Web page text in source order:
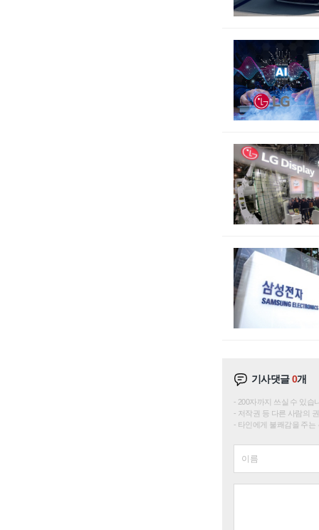
기사댓글0개
200자까지 쓰실 수 있습
저작권 등 다른 사람의
타인에게 불쾌감을 주는